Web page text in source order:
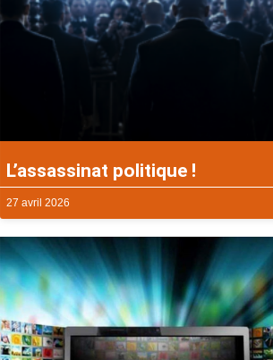
L’assassinat politique !
27 avril 2026